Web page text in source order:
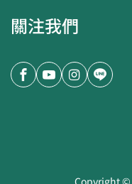
關注我們